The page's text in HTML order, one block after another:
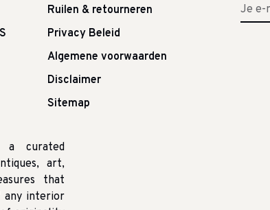
Ruilen & retourneren
Privacy Beleid
Algemene voorwaarden
Disclaimer
Sitemap
curated
art,
that
any interior